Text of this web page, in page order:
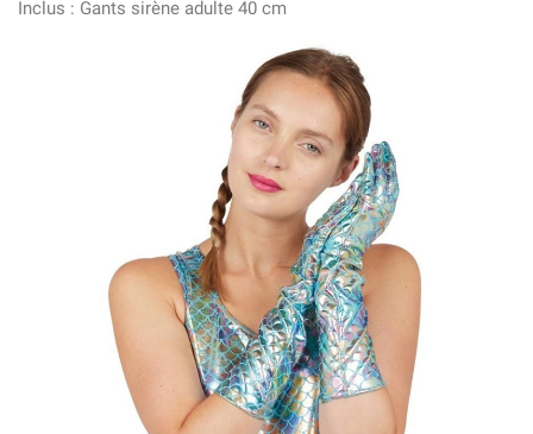
Inclus : Gants sirène adulte 40 cm